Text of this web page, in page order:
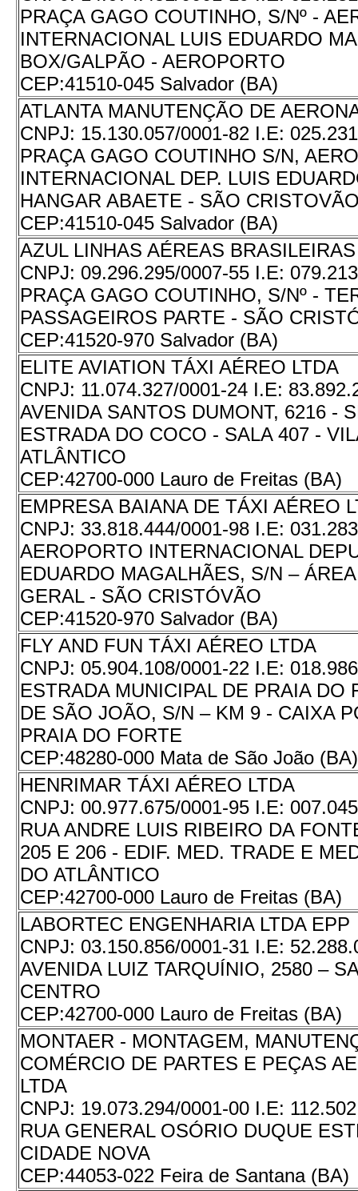
PRAÇA GAGO COUTINHO, S/Nº -
INTERNACIONAL LUIS EDUARDO
BOX/GALPÃO - AEROPORTO
CEP:41510-045 Salvador (BA)
ATLANTA MANUTENÇÃO DE
CNPJ: 15.130.057/0001-82 I.E:
PRAÇA GAGO COUTINHO S/N,
INTERNACIONAL DEP. LUIS
HANGAR ABAETE - SÃO
CEP:41510-045 Salvador (BA)
AZUL LINHAS AÉREAS
CNPJ: 09.296.295/0007-55 I.E:
PRAÇA GAGO COUTINHO, S/Nº -
PASSAGEIROS PARTE - SÃO
CEP:41520-970 Salvador (BA)
ELITE AVIATION TÁXI AÉREO LTDA
CNPJ: 11.074.327/0001-24 I.E:
AVENIDA SANTOS DUMONT, 6216 -
ESTRADA DO COCO - SALA 407 -
ATLÂNTICO
CEP:42700-000 Lauro de Freitas (BA)
EMPRESA BAIANA DE TÁXI AÉREO
CNPJ: 33.818.444/0001-98 I.E:
AEROPORTO INTERNACIONAL
EDUARDO MAGALHÃES, S/N –
GERAL - SÃO CRISTÓVÃO
CEP:41520-970 Salvador (BA)
FLY AND FUN TÁXI AÉREO LTDA
CNPJ: 05.904.108/0001-22 I.E:
ESTRADA MUNICIPAL DE PRAIA DO
DE SÃO JOÃO, S/N – KM 9 - CAIXA
PRAIA DO FORTE
CEP:48280-000 Mata de São João (BA)
HENRIMAR TÁXI AÉREO LTDA
CNPJ: 00.977.675/0001-95 I.E:
RUA ANDRE LUIS RIBEIRO DA
205 E 206 - EDIF. MED. TRADE E
DO ATLÂNTICO
CEP:42700-000 Lauro de Freitas (BA)
LABORTEC ENGENHARIA LTDA EPP
CNPJ: 03.150.856/0001-31 I.E:
AVENIDA LUIZ TARQUÍNIO, 2580 –
CENTRO
CEP:42700-000 Lauro de Freitas (BA)
MONTAER - MONTAGEM,
COMÉRCIO DE PARTES E PEÇAS
LTDA
CNPJ: 19.073.294/0001-00 I.E:
RUA GENERAL OSÓRIO DUQUE
CIDADE NOVA
CEP:44053-022 Feira de Santana (BA)